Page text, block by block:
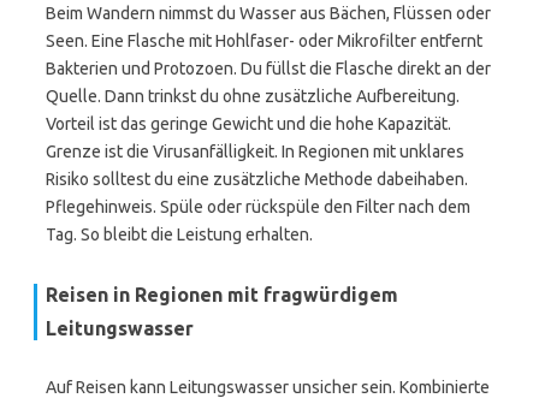
Beim Wandern nimmst du Wasser aus Bächen, Flüssen oder
Seen. Eine Flasche mit Hohlfaser- oder Mikrofilter entfernt
Bakterien und Protozoen. Du füllst die Flasche direkt an der
Quelle. Dann trinkst du ohne zusätzliche Aufbereitung.
Vorteil ist das geringe Gewicht und die hohe Kapazität.
Grenze ist die Virusanfälligkeit. In Regionen mit unklares
Risiko solltest du eine zusätzliche Methode dabeihaben.
Pflegehinweis. Spüle oder rückspüle den Filter nach dem
Tag. So bleibt die Leistung erhalten.
Reisen in Regionen mit fragwürdigem
Leitungswasser
Auf Reisen kann Leitungswasser unsicher sein. Kombinierte